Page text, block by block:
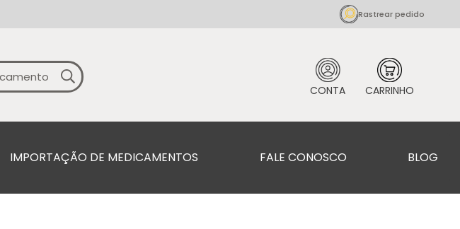
Rastrear pedido
IMPORTAÇÃO DE MEDICAMENTOS FALE CONOSCO BLOG